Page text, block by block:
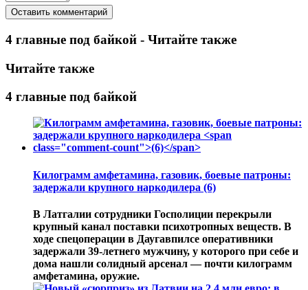
4 главные под байкой - Читайте также
Читайте также
4 главные под байкой
Килограмм амфетамина, газовик, боевые патроны:
задержали крупного наркодилера (6)
В Латгалии сотрудники Госполиции перекрыли
крупный канал поставки психотропных веществ. В
ходе спецоперации в Даугавпилсе оперативники
задержали 39-летнего мужчину, у которого при себе и
дома нашли солидный арсенал — почти килограмм
амфетамина, оружие.